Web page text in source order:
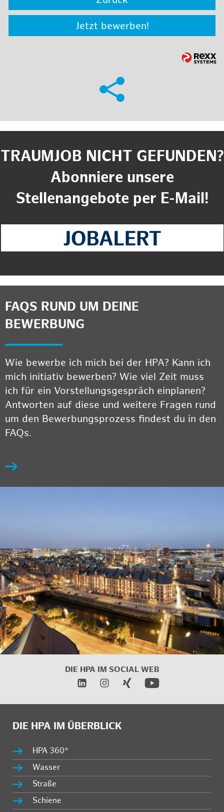
Jetzt bewerben!
TRAUMJOB NICHT GEFUNDEN?
Abonniere unsere
Stellenangebote per E-Mail!
FAQS RUND UM DEINE
BEWERBUNG
Wie bewerbe ich mich bei der HPA? Kann ich
mich initiativ bewerben? Wie viel Zeit muss
ich für ein Vorstellungsgespräch einplanen?
Antworten auf diese und weitere Fragen rund
um den Bewerbungsprozess findest du in den
FAQs.
DIE HPA IM SOCIAL WEB
DIE HPA IM ÜBERBLICK
HPA 360°
Wasser
Straße
Schiene